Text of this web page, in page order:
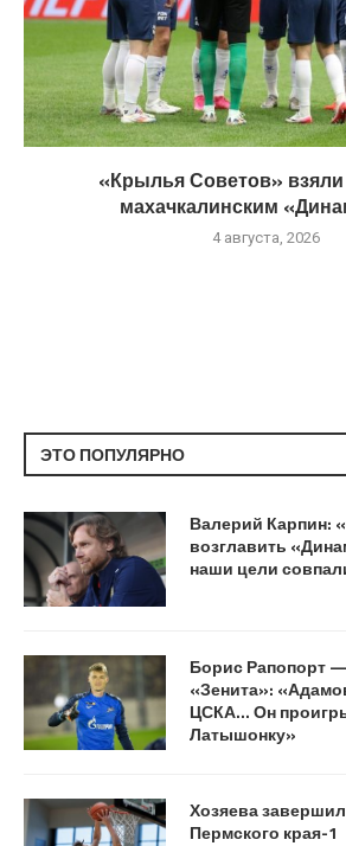
«Крылья Советов»
махачкалинским
4 августа, 2026
ЭТО ПОПУЛЯРНО
Валерий Карпин:
возглавить
наши цели
Борис Рапопорт
«Зенита»:
ЦСКА… Он
Латышонку»
Хозяева
Пермского края-1